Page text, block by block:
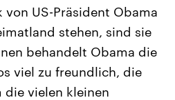
und
zu
Nahostkonflikt
Aktuelle Lage und
Der Überfall der
Terrororganisation Hamas
Oktober 2023 auf Israel
Region wieder die
Israel möchte die Hamas
US-Präsident Obama
stehen, sind sie
behandelt Obama die
viel zu freundlich, die
die vielen kleinen